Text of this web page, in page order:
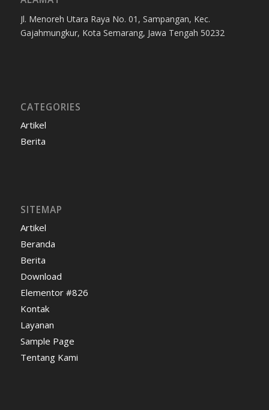
Jl. Menoreh Utara Raya No. 01, Sampangan, Kec.
Gajahmungkur, Kota Semarang, Jawa Tengah 50232
CATEGORIES
Artikel
Berita
SITEMAP
Artikel
Beranda
Berita
Download
Elementor #826
Kontak
Layanan
Sample Page
Tentang Kami